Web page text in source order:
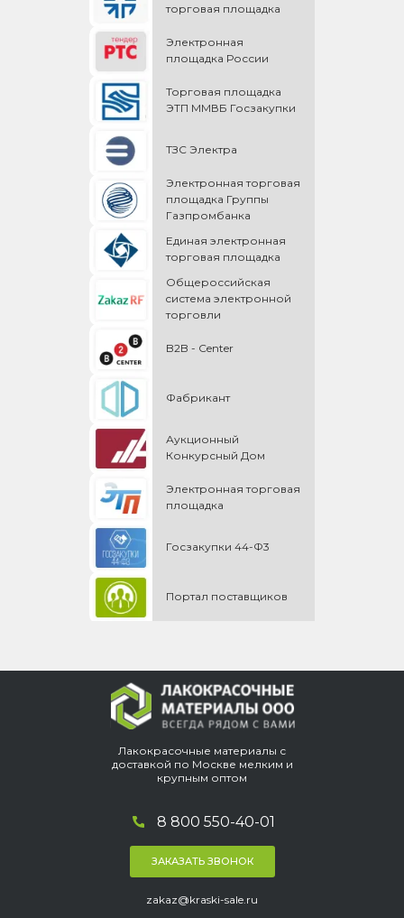
торговая площадка
Электронная
площадка России
Торговая площадка
ЭТП ММВБ Госзакупки
ТЗС Электра
Электронная торговая
площадка Группы
Газпромбанка
Единая электронная
торговая площадка
Общероссийская
cистема электронной
торговли
B2B - Center
Фабрикант
Аукционный
Конкурсный Дом
Электронная торговая
площадка
Госзакупки 44-Ф3
Портал поставщиков
Лакокрасочные материалы с
доставкой по Москве мелким и
крупным оптом
8 800 550-40-01
ЗАКАЗАТЬ ЗВОНОК
zakaz@kraski-sale.ru